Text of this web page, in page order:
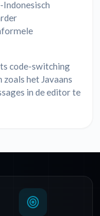
code-switching
het Javaans
in de editor te